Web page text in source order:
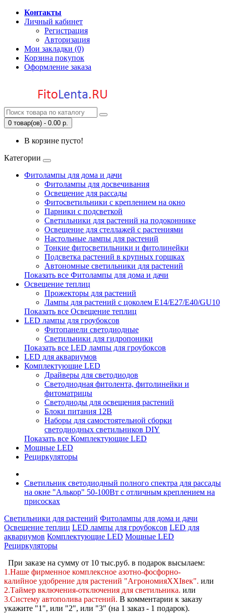
Контакты
Личный кабинет
Регистрация
Авторизация
Мои закладки (0)
Корзина покупок
Оформление заказа
0 товар(ов) - 0.00 р.
В корзине пусто!
Категории
Фитолампы для дома и дачи
Фитолампы для досвечивания
Освещение для рассады
Фитосветильники с креплением на окно
Парники с подсветкой
Светильники для растений на подоконнике
Освещение для стеллажей с растениями
Настольные лампы для растений
Тонкие фитосветильники и фитолинейки
Подсветка растений в крупных горшках
Автономные светильники для растений
Показать все Фитолампы для дома и дачи
Освещение теплиц
Прожекторы для растений
Лампы для растений с цоколем Е14/Е27/Е40/GU10
Показать все Освещение теплиц
LED лампы для гроубоксов
Фитопанели светодиодные
Светильники для гидропоники
Показать все LED лампы для гроубоксов
LED для аквариумов
Комплектующие LED
Драйверы для светодиодов
Светодиодная фитолента, фитолинейки и
фитоматрицы
Светодиоды для освещения растений
Блоки питания 12В
Наборы для самостоятельной сборки
светодиодных светильников DIY
Показать все Комплектующие LED
Мощные LED
Рециркуляторы
Светильник светодиодный полного спектра для рассады
на окне "Алькор" 50-100Вт с отличным креплением на
присосках
Светильники для растений Фитолампы для дома и дачи
Освещение теплиц LED лампы для гроубоксов LED для
аквариумов Комплектующие LED Мощные LED
Рециркуляторы
При заказе на сумму от 10 тыс.руб. в подарок высылаем:
1.Наше фирменное комплексное азотно-фосфорно-
калийное удобрение для растений "АгрономияXXIвек". или
2.Таймер включения-отключения для светильника. или
3.Систему автополива растений. В комментарии к заказу
укажите "1", или "2", или "3" (на 1 заказ - 1 подарок).